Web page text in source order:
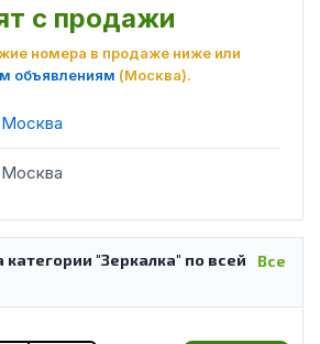
с продажи
номера в продаже ниже или
объявлениям (Москва).
Москва
Москва
Все
"Зеркалка" по всей